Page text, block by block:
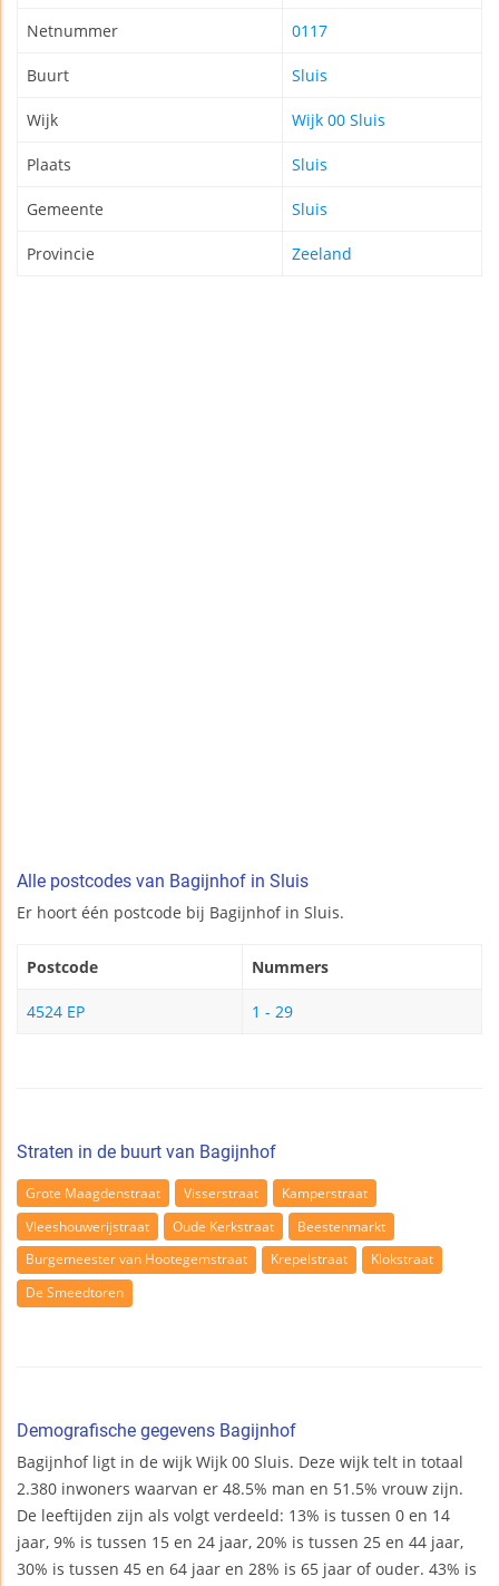
Netnummer 0117
Buurt Sluis
Wijk Wijk 00 Sluis
Plaats Sluis
Gemeente Sluis
Provincie Zeeland
Alle postcodes van Bagijnhof in Sluis
Er hoort één postcode bij Bagijnhof in Sluis.
Postcode Nummers
4524 EP 1 - 29
Straten in de buurt van Bagijnhof
Grote Maagdenstraat Visserstraat
Kamperstraat
Vleeshouwerijstraat
Oude Kerkstraat
Beestenmarkt
Burgemeester van Hootegemstraat
Krepelstraat
Klokstraat
De Smeedtoren
Demografische gegevens Bagijnhof
Bagijnhof ligt in de wijk Wijk 00 Sluis. Deze wijk telt in totaal
2.380 inwoners waarvan er 48.5% man en 51.5% vrouw zijn.
De leeftijden zijn als volgt verdeeld: 13% is tussen 0 en 14
jaar, 9% is tussen 15 en 24 jaar, 20% is tussen 25 en 44 jaar,
30% is tussen 45 en 64 jaar en 28% is 65 jaar of ouder. 43% is